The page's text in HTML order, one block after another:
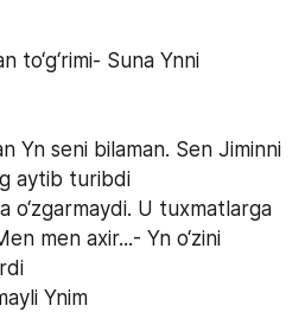
to‘g‘rimi- Suna Ynni
Yn seni bilaman. Sen Jiminni
aytib turibdi
o‘zgarmaydi. U tuxmatlarga
men axir...- Yn o‘zini
Ynim